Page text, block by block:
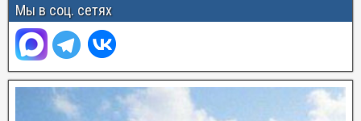
Мы в соц. сетях